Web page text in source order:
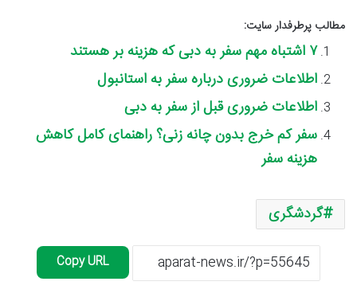
مطالب پرطرفدار سایت:
۷ اشتباه مهم سفر به دبی که هزینه بر هستند
اطلاعات ضروری درباره سفر به استانبول
اطلاعات ضروری قبل از سفر به دبی
سفر کم خرج بدون چانه زنی؟ راهنمای کامل کاهش
هزینه سفر
گردشگری
Copy URL